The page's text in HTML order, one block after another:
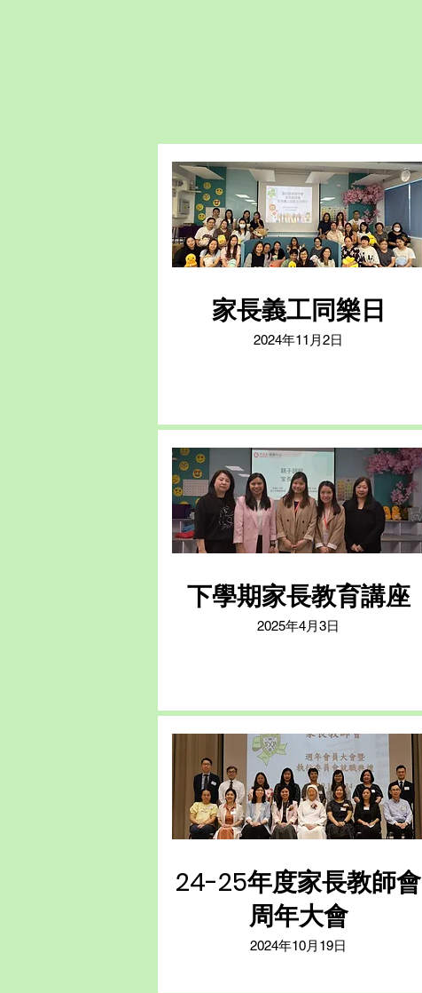
家長義工同樂日
2024年11月2日
下學期家長教育講座
2025年4月3日
24-25年度家長教師會
周年大會
2024年10月19日